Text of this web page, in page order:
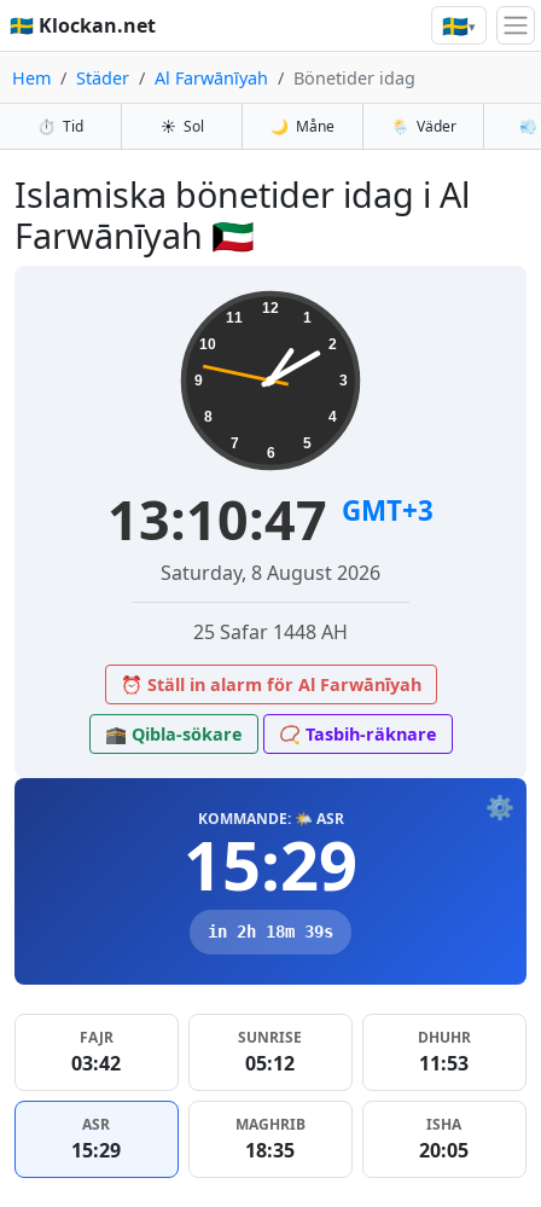
🇸🇪 Klockan.net 🇸🇪▾
Hem Städer Al Farwānīyah Bönetider idag
⏱️ Tid ☀️ Sol 🌙 Måne 🌦️ Väder 💨
Islamiska bönetider idag i Al
Farwānīyah 🇰🇼
12
1
2
3
4
5
6
7
8
9
10
11
13:10:47 GMT+3
Saturday, 8 August 2026
25 Safar 1448 AH
⏰ Ställ in alarm för Al Farwānīyah
🕋 Qibla-sökare 📿 Tasbih-räknare
⚙️
KOMMANDE: 🌤️ ASR
15:29
in 2h 18m 39s
FAJR
03:42
SUNRISE
05:12
DHUHR
11:53
ASR
15:29
MAGHRIB
18:35
ISHA
20:05